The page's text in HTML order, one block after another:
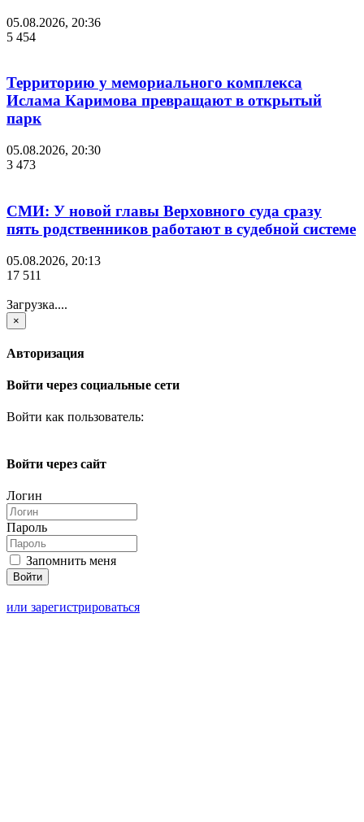
05.08.2026, 20:36
5 454
Территорию у мемориального комплекса
Ислама Каримова превращают в открытый
парк
05.08.2026, 20:30
3 473
СМИ: У новой главы Верховного суда сразу
пять родственников работают в судебной системе
05.08.2026, 20:13
17 511
Загрузка....
×
Авторизация
Войти через социальные сети
Войти как пользователь:
Войти через сайт
Логин
Пароль
Запомнить меня
или зарегистрироваться